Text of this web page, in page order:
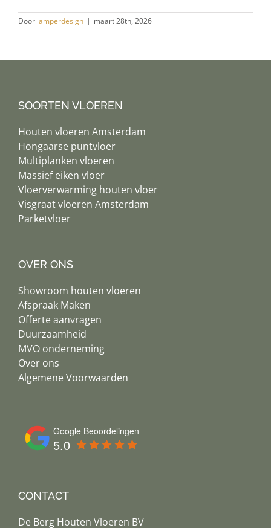
Door lamperdesign | maart 28th, 2026
SOORTEN VLOEREN
Houten vloeren Amsterdam
Hongaarse puntvloer
Multiplanken vloeren
Massief eiken vloer
Vloerverwarming houten vloer
Visgraat vloeren Amsterdam
Parketvloer
OVER ONS
Showroom houten vloeren
Afspraak Maken
Offerte aanvragen
Duurzaamheid
MVO onderneming
Over ons
Algemene Voorwaarden
Google Beoordelingen
5.0
CONTACT
De Berg Houten Vloeren BV